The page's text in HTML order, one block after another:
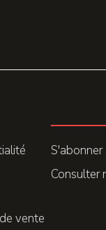
vente
S'abonner
Consulter